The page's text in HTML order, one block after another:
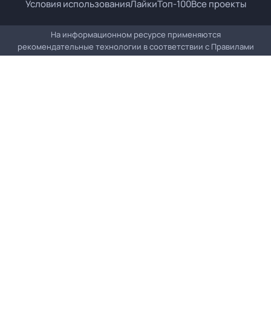
Условия использованияЛайкиТоп-100Все проекты
На информационном ресурсе применяются
рекомендательные технологии в соответствии с Правилами